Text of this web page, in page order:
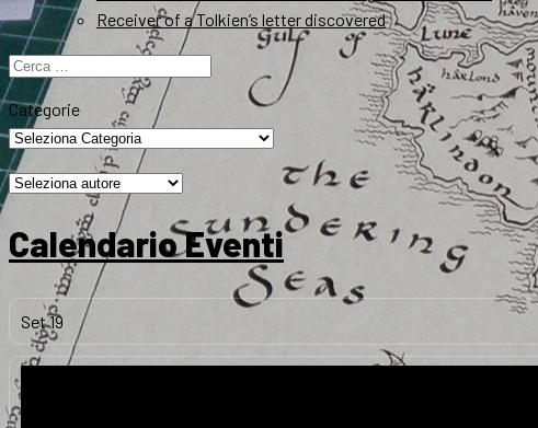
Receiver of a Tolkien’s letter discovered
Ricerca
per:
Categorie
Calendario Eventi
Set19